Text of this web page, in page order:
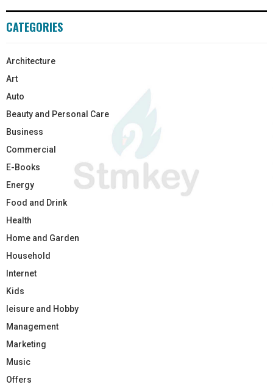
CATEGORIES
Architecture
Art
Auto
Beauty and Personal Care
Business
Commercial
E-Books
Energy
Food and Drink
Health
Home and Garden
Household
Internet
Kids
leisure and Hobby
Management
Marketing
Music
Offers